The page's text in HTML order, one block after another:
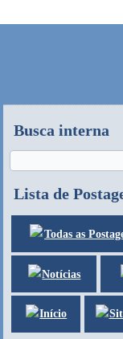
Busca interna
Lista de
Todas as
Notícias
Início